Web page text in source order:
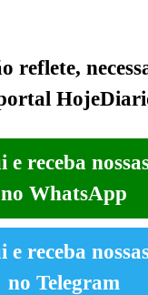
reflete,
e receba
no WhatsApp
e receba
no Telegram